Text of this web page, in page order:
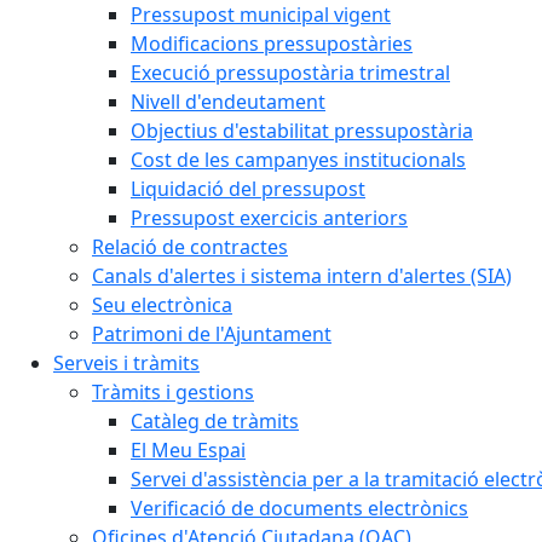
Pressupost municipal vigent
Modificacions pressupostàries
Execució pressupostària trimestral
Nivell d'endeutament
Objectius d'estabilitat pressupostària
Cost de les campanyes institucionals
Liquidació del pressupost
Pressupost exercicis anteriors
Relació de contractes
Canals d'alertes i sistema intern d'alertes (SIA)
Seu electrònica
Patrimoni de l'Ajuntament
Serveis i tràmits
Tràmits i gestions
Catàleg de tràmits
El Meu Espai
Servei d'assistència per a la tramitació
Verificació de documents electrònics